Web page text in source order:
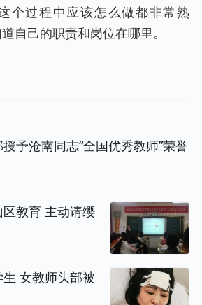
个过程中应该怎么做都非常熟
自己的职责和岗位在哪里。
予沧南同志“全国优秀教师”荣誉
教育 主动请缨
女教师头部被